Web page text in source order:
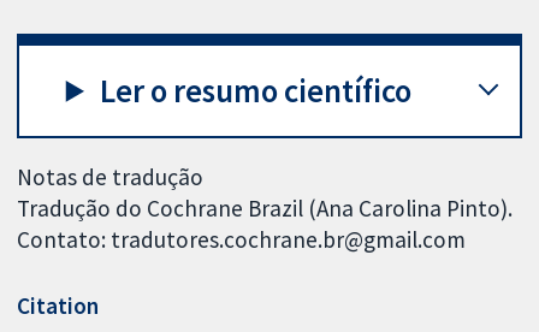
Ler o resumo científico
Notas de tradução
Tradução do Cochrane Brazil (Ana Carolina Pinto).
Contato: tradutores.cochrane.br@gmail.com
Citation